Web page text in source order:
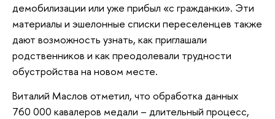
демобилизации или уже прибыл «с гражданки». Эти
материалы и эшелонные списки переселенцев также
дают возможность узнать, как приглашали
родственников и как преодолевали трудности
обустройства на новом месте.
Виталий Маслов отметил, что обработка данных
760 000 кавалеров медали – длительный процесс,